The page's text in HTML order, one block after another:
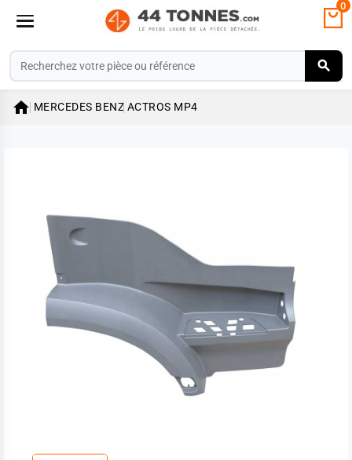
0
 MERCEDES BENZ ACTROS MP4